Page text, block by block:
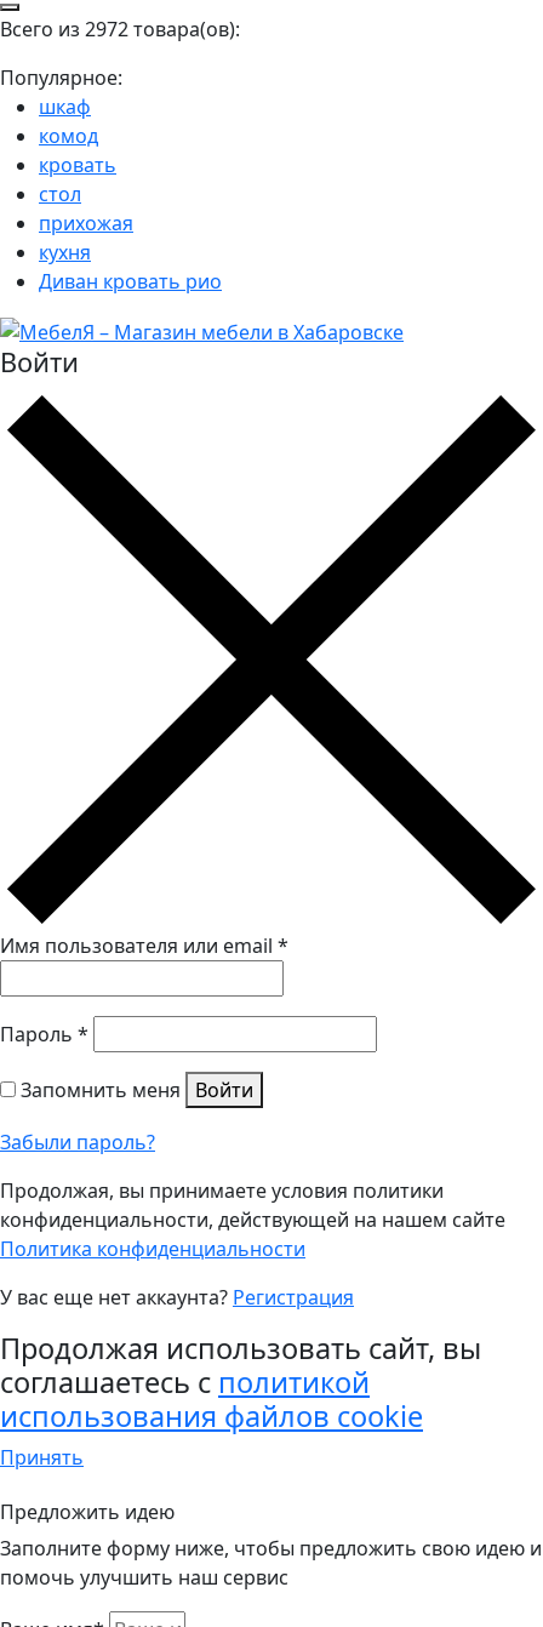
Всего из 2972 товара(ов):
Популярное:
шкаф
комод
кровать
стол
прихожая
кухня
Диван кровать рио
Войти
Имя пользователя или email *
Пароль *
Запомнить меня
Войти
Забыли пароль?
Продолжая, вы принимаете условия политики
конфиденциальности, действующей на нашем сайте
Политика конфиденциальности
У вас еще нет аккаунта? Регистрация
Продолжая использовать сайт, вы
соглашаетесь с политикой
использования файлов cookie
Принять
Предложить идею
Заполните форму ниже, чтобы предложить свою идею и
помочь улучшить наш сервис